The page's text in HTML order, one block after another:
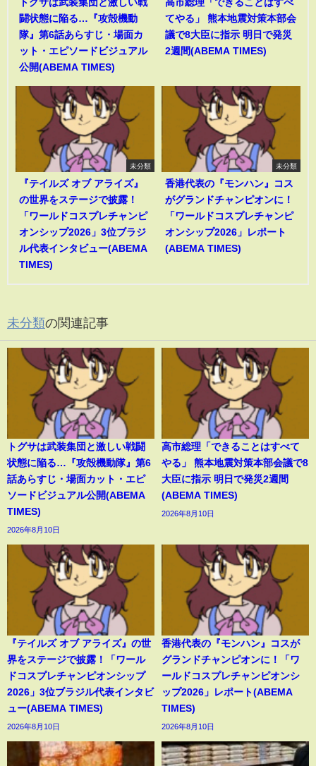
トグサは武装集団と激しい戦
闘状態に陥る…『攻殻機動
隊』第6話あらすじ・場面カ
ット・エピソードビジュアル
公開(ABEMA TIMES)
高市総理「できることはすべ
てやる」 熊本地震対策本部会
議で8大臣に指示 明日で発災
2週間(ABEMA TIMES)
未分類
『テイルズ オブ アライズ』
の世界をステージで披露！
「ワールドコスプレチャンピ
オンシップ2026」3位ブラジ
ル代表インタビュー(ABEMA
TIMES)
未分類
香港代表の『モンハン』コス
がグランドチャンピオンに！
「ワールドコスプレチャンピ
オンシップ2026」レポート
(ABEMA TIMES)
未分類の関連記事
トグサは武装集団と激しい戦闘
状態に陥る…『攻殻機動隊』第6
話あらすじ・場面カット・エピ
ソードビジュアル公開(ABEMA
TIMES)
2026年8月10日
高市総理「できることはすべて
やる」 熊本地震対策本部会議で8
大臣に指示 明日で発災2週間
(ABEMA TIMES)
2026年8月10日
『テイルズ オブ アライズ』の世
界をステージで披露！「ワール
ドコスプレチャンピオンシップ
2026」3位ブラジル代表インタビ
ュー(ABEMA TIMES)
2026年8月10日
香港代表の『モンハン』コスが
グランドチャンピオンに！「ワ
ールドコスプレチャンピオンシ
ップ2026」レポート(ABEMA
TIMES)
2026年8月10日